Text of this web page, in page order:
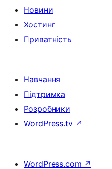
Новини
Хостинг
Приватність
Навчання
Підтримка
Розробники
WordPress.tv ↗
WordPress.com ↗